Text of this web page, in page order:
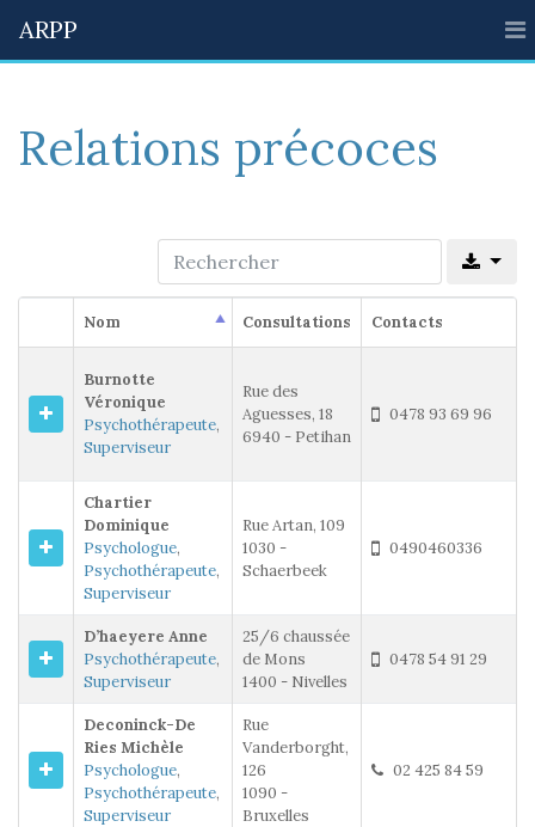
ARPP
Relations précoces
Nom Consultations Contacts
Burnotte
Véronique
Psychothérapeute,
Superviseur
Rue des
Aguesses, 18
6940 - Petihan
0478 93 69 96
Chartier
Dominique
Psychologue,
Psychothérapeute,
Superviseur
Rue Artan, 109
1030 -
Schaerbeek
0490460336
D’haeyere Anne
Psychothérapeute,
Superviseur
25/6 chaussée
de Mons
1400 - Nivelles
0478 54 91 29
Deconinck-De
Ries Michèle
Psychologue,
Psychothérapeute,
Superviseur
Rue
Vanderborght,
126
1090 -
Bruxelles
02 425 84 59